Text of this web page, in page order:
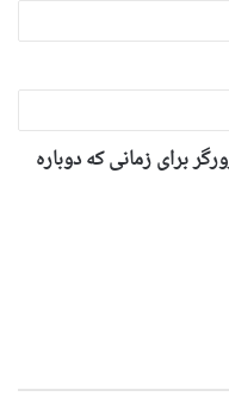
برای زمانی که دوباره